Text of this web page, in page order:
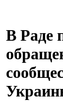
В Раде